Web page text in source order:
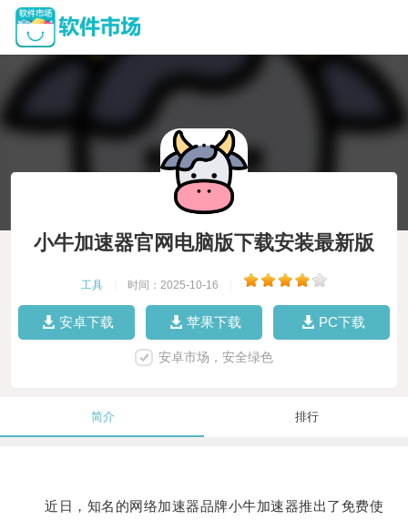
小牛加速器官网电脑版下载安装最新版
工具 时间：2025-10-16
安卓下载 苹果下载 PC下载
安卓市场，安全绿色
简介 排行
近日，知名的网络加速器品牌小牛加速器推出了免费使